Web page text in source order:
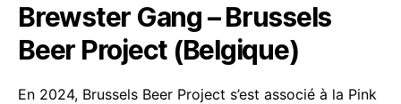
Brewster Gang – Brussels
Beer Project (Belgique)
En 2024, Brussels Beer Project s’est associé à la Pink